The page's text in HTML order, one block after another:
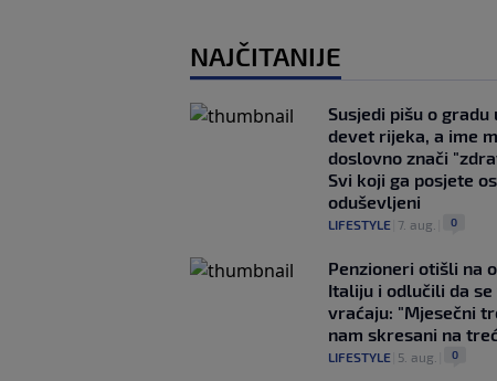
NAJČITANIJE
Susjedi pišu o gradu
devet rijeka, a ime
doslovno znači
Svi koji ga posjete
oduševljeni
LIFESTYLE 7. aug. 0
Penzioneri otišli na
Italiju i odlučili da se
vraćaju: "Mjesečni
nam skresani na
LIFESTYLE 5. aug. 0